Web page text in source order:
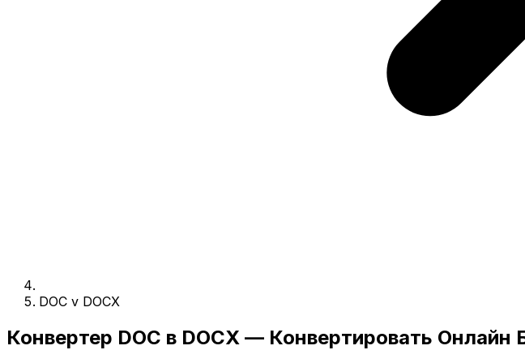
DOC v DOCX
Конвертер DOC в DOCX — Конвертировать Онлайн